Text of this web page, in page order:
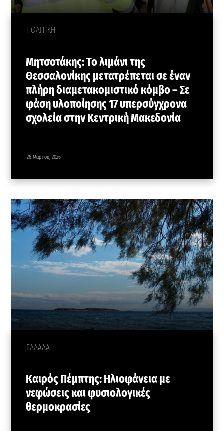
ΠΟΛΙΤΙΚΗ
Μητσοτάκης: Το λιμάνι της
Θεσσαλονίκης μετατρέπεται σε έναν
πλήρη διαμετακομιστικό κόμβο – Σε
φάση υλοποίησης 17 υπερσύγχρονα
σχολεία στην Κεντρική Μακεδονία
26 Μαρτίου, 2026
ΕΛΛΑΔΑ
Καιρός Πέμπτης: Ηλιοφάνεια με
νεφώσεις και φυσιολογικές
θερμοκρασίες